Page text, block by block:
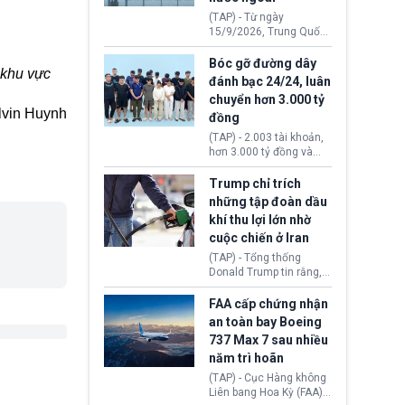
vực
Huynh
đến ổ dịch Salmonella
khiến ít nhất 110 người
mắc bệnh tại bang
Minnesota.
(TAP) - Từ ngày
15/9/2026, Trung Quốc
áp dụng quy định mới về
quản lý xuất nhập cảnh.
Một hành vi vi phạm giấy
tờ, xuất nhập cảnh trái
phép hay liên quan kiểm
soát công nghệ có thể
khiến công dân Trung
Quốc đối mặt lệnh cấm
xuất cảnh kéo dài tới 3
năm. Trong khi đó, người
nước ngoài sử dụng giấy
tờ giả có nguy cơ bị từ
chối nhập cảnh hoặc
cấm vào Trung Quốc tới
5 năm.
Bóc gỡ đường dây
đánh bạc 24/24, luân
chuyển hơn 3.000 tỷ
đồng
(TAP) - 2.003 tài khoản,
hơn 3.000 tỷ đồng và
một đường dây đánh
bạc xuyên quốc gia vận
hành 24/24 giờ vừa bị
Công an TP. Hải Phòng
(Việt Nam) bóc gỡ.
Trump chỉ trích
những tập đoàn dầu
khí thu lợi lớn nhờ
cuộc chiến ở Iran
(TAP) - Tổng thống
Donald Trump tin rằng, 2
tập đoàn dầu khí
ExxonMobil và Chevron
đã thu về lợi nhuận quá
lớn nhờ giá dầu tăng
mạnh suốt thời gian Hoa
Kỳ xảy ra xung đột ở
Iran. Trên cơ sở đó, lãnh
đạo Nhà Trắng kêu gọi
các doanh nghiệp cần
FAA cấp chứng nhận
an toàn bay Boeing
737 Max 7 sau nhiều
năm trì hoãn
(TAP) - Cục Hàng không
Liên bang Hoa Kỳ (FAA)